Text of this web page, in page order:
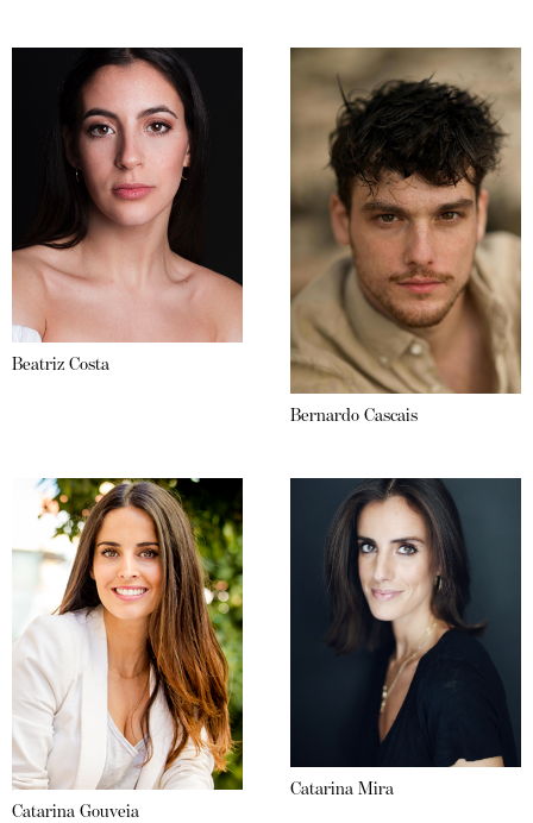
Beatriz Costa
Bernardo Cascais
Catarina Gouveia
Catarina Mira